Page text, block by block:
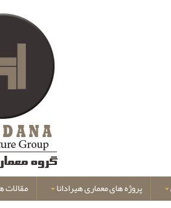
پروژه های معماری هیرادانا مقالات